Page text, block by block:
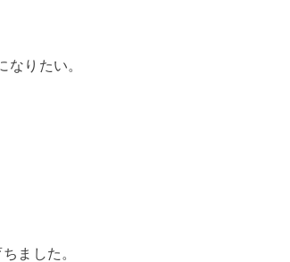
りたい。
ました。